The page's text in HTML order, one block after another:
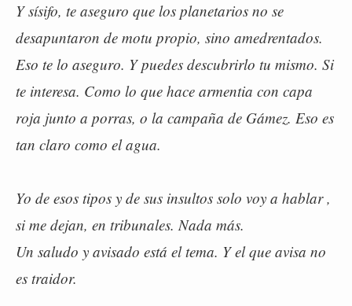
Y sísifo, te aseguro que los planetarios no se
desapuntaron de motu propio, sino amedrentados.
Eso te lo aseguro. Y puedes descubrirlo tu mismo. Si
te interesa. Como lo que hace armentia con capa
roja junto a porras, o la campaña de Gámez. Eso es
tan claro como el agua.
Yo de esos tipos y de sus insultos solo voy a hablar ,
si me dejan, en tribunales. Nada más.
Un saludo y avisado está el tema. Y el que avisa no
es traidor.